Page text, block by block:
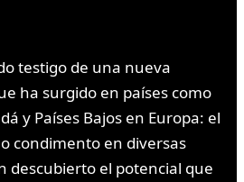
testigo de una nueva
ha surgido en países como
y Países Bajos en Europa: el
condimento en diversas
descubierto el potencial que